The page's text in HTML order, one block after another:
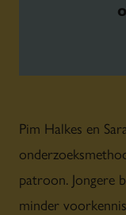
Pim Halkes en
patroon. Jongere
minder